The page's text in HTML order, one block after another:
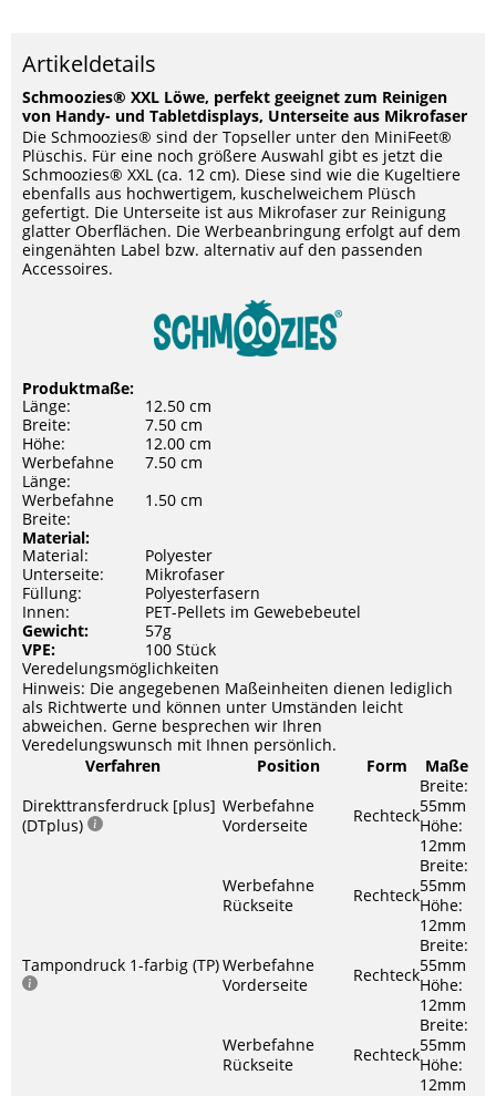
Artikeldetails
Schmoozies® XXL Löwe, perfekt geeignet zum Reinigen
von Handy- und Tabletdisplays, Unterseite aus Mikrofaser
Die Schmoozies® sind der Topseller unter den MiniFeet®
Plüschis. Für eine noch größere Auswahl gibt es jetzt die
Schmoozies® XXL (ca. 12 cm). Diese sind wie die Kugeltiere
ebenfalls aus hochwertigem, kuschelweichem Plüsch
gefertigt. Die Unterseite ist aus Mikrofaser zur Reinigung
glatter Oberflächen. Die Werbeanbringung erfolgt auf dem
eingenähten Label bzw. alternativ auf den passenden
Accessoires.
Produktmaße:
Länge:
12.50 cm
Breite:
7.50 cm
Höhe:
12.00 cm
Werbefahne
Länge:
7.50 cm
Werbefahne
Breite:
1.50 cm
Material:
Material:
Polyester
Unterseite:
Mikrofaser
Füllung:
Polyesterfasern
Innen:
PET-Pellets im Gewebebeutel
Gewicht:
57g
VPE:
100 Stück
Veredelungsmöglichkeiten
Hinweis: Die angegebenen Maßeinheiten dienen lediglich
als Richtwerte und können unter Umständen leicht
abweichen. Gerne besprechen wir Ihren
Veredelungswunsch mit Ihnen persönlich.
Verfahren
Position Form
Maße
Direkttransferdruck [plus]
(DTplus)
Werbefahne
Vorderseite
Rechteck
Breite:
55mm
Höhe:
12mm
Werbefahne
Rückseite
Rechteck
Breite:
55mm
Höhe:
12mm
Tampondruck 1-farbig (TP)Werbefahne
Vorderseite
Rechteck
Breite:
55mm
Höhe:
12mm
Werbefahne
Rückseite
Rechteck
Breite:
55mm
Höhe:
12mm